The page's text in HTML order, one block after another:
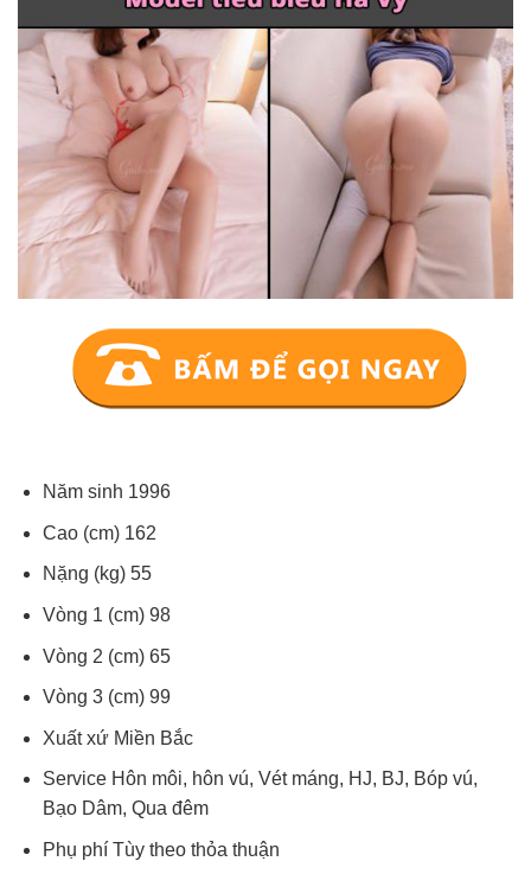
Năm sinh 1996
Cao (cm) 162
Nặng (kg) 55
Vòng 1 (cm) 98
Vòng 2 (cm) 65
Vòng 3 (cm) 99
Xuất xứ Miền Bắc
Service Hôn môi, hôn vú, Vét máng, HJ, BJ, Bóp vú,
Bạo Dâm, Qua đêm
Phụ phí Tùy theo thỏa thuận